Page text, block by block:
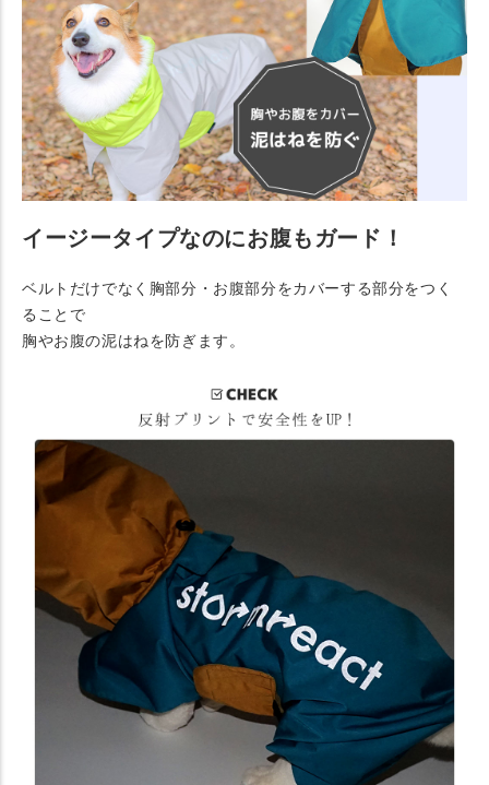
イージータイプなのにお腹もガード！
ベルトだけでなく胸部分・お腹部分をカバーする部分をつく
ることで
胸やお腹の泥はねを防ぎます。